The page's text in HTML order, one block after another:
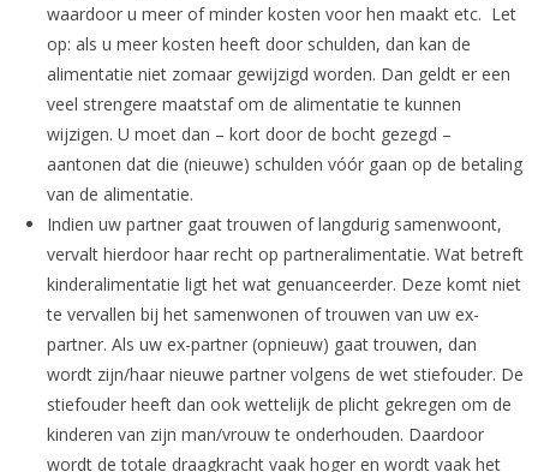
waardoor u meer of minder kosten voor hen maakt etc. Let
op: als u meer kosten heeft door schulden, dan kan de
alimentatie niet zomaar gewijzigd worden. Dan geldt er een
veel strengere maatstaf om de alimentatie te kunnen
wijzigen. U moet dan – kort door de bocht gezegd –
aantonen dat die (nieuwe) schulden vóór gaan op de betaling
van de alimentatie.
Indien uw partner gaat trouwen of langdurig samenwoont,
vervalt hierdoor haar recht op partneralimentatie. Wat betreft
kinderalimentatie ligt het wat genuanceerder. Deze komt niet
te vervallen bij het samenwonen of trouwen van uw ex-
partner. Als uw ex-partner (opnieuw) gaat trouwen, dan
wordt zijn/haar nieuwe partner volgens de wet stiefouder. De
stiefouder heeft dan ook wettelijk de plicht gekregen om de
kinderen van zijn man/vrouw te onderhouden. Daardoor
wordt de totale draagkracht vaak hoger en wordt vaak het